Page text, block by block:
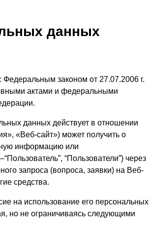
данных
Федеральным законом от 27.07.2006 г.
актами и федеральными
данных действует в отношении
«Веб-сайт») может получить о
информацию или
“Пользователи”) через
запроса (вопроса, заявки) на Веб-
средства.
на использование его персональных
но не ограничиваясь следующими